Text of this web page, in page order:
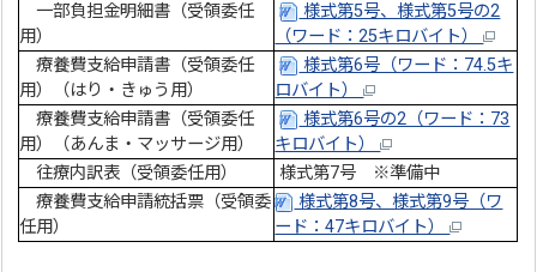
一部負担金明細書（受領委任
用）
様式第5号、様式第5号の2
（ワード：25キロバイト）
療養費支給申請書（受領委任
用）（はり・きゅう用）
様式第6号（ワード：74.5キ
ロバイト）
療養費支給申請書（受領委任
用）（あんま・マッサージ用）
様式第6号の2（ワード：73
キロバイト）
往療内訳表（受領委任用）
様式第7号 ※準備中
療養費支給申請統括票（受領委
任用）
様式第8号、様式第9号（ワ
ード：47キロバイト）